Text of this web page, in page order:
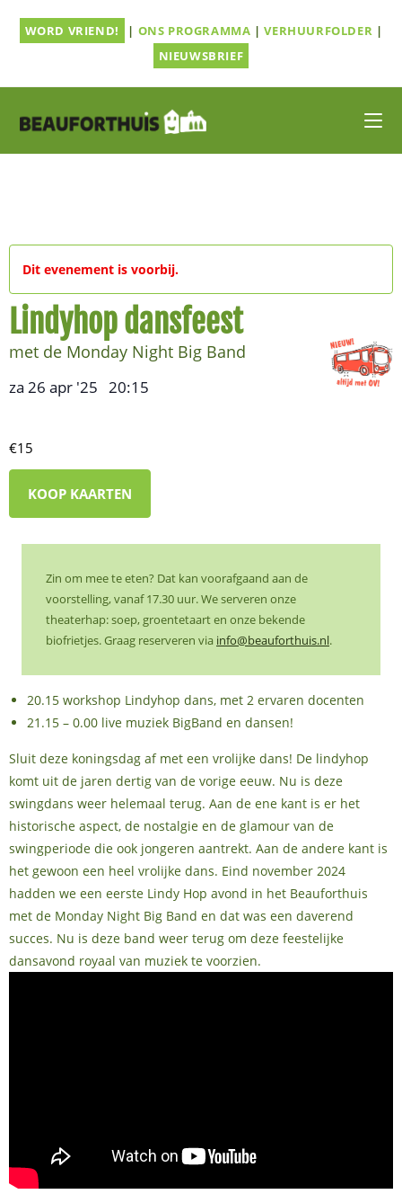
naarWORD VRIEND! | ONS PROGRAMMA |VERHUURFOLDER |
NIEUWSBRIEF
Dit evenement is voorbij.
Lindyhop dansfeest
met de Monday Night Big Band
za 26 apr '25 20:15
€15
KOOP KAARTEN
Zin om mee te eten? Dat kan voorafgaand aan de
voorstelling, vanaf 17.30 uur. We serveren onze
theaterhap: soep, groentetaart en onze bekende
biofrietjes. Graag reserveren via info@beauforthuis.nl.
20.15 workshop Lindyhop dans, met 2 ervaren docenten
21.15 – 0.00 live muziek BigBand en dansen!
Sluit deze koningsdag af met een vrolijke dans! De lindyhop
komt uit de jaren dertig van de vorige eeuw. Nu is deze
swingdans weer helemaal terug. Aan de ene kant is er het
historische aspect, de nostalgie en de glamour van de
swingperiode die ook jongeren aantrekt. Aan de andere kant is
het gewoon een heel vrolijke dans. Eind november 2024
hadden we een eerste Lindy Hop avond in het Beauforthuis
met de Monday Night Big Band en dat was een daverend
succes. Nu is deze band weer terug om deze feestelijke
dansavond royaal van muziek te voorzien.